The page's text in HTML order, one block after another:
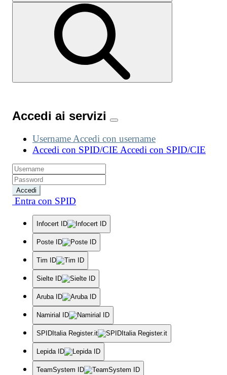
Accedi ai servizi
Username Accedi con username
Accedi con SPID/CIE Accedi con SPID/CIE
Accedi
Entra con SPID
Infocert ID
Poste ID
Tim ID
Sielte ID
Aruba ID
Namirial ID
SPIDItalia Register.it
Lepida ID
TeamSystem ID